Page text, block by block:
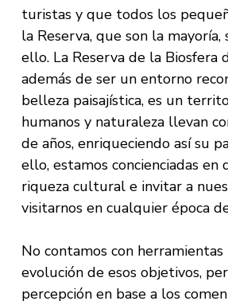
turistas y que todos los
la Reserva, que son la mayoría,
ello. La Reserva de la Biosfera
además de ser un entorno
belleza paisajística, es un
humanos y naturaleza llevan
de años, enriqueciendo así su
ello, estamos concienciadas en
riqueza cultural e invitar a
visitarnos en cualquier época
No contamos con herramientas
evolución de esos objetivos,
percepción en base a los